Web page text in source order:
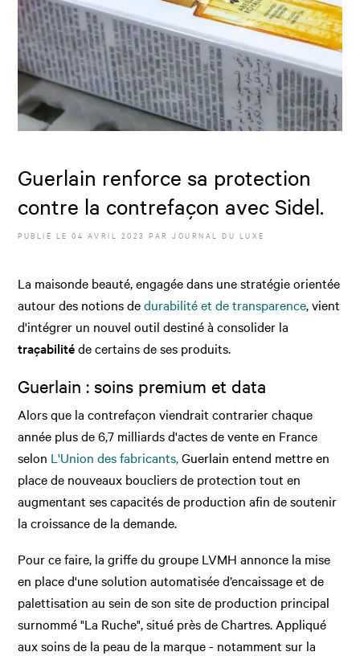
Guerlain renforce sa protection
contre la contrefaçon avec Sidel.
PUBLIÉ LE04 AVRIL 2023 PAR JOURNAL DU LUXE
La maisonde beauté, engagée dans une stratégie orientée
autour des notions dedurabilité et de transparence, vient
d'intégrer un nouvel outil destiné à consolider la
traçabilitéde certains de ses produits.
Guerlain : soins premium et data
Alors que la contrefaçon viendrait contrarier chaque
année plus de 6,7 milliards d'actes de vente en France
selon L'Union des fabricants,Guerlain entend mettre en
place de nouveaux boucliers de protection tout en
augmentant ses capacités de production afin de soutenir
la croissance de la demande.
Pour ce faire, la griffe du groupe LVMH annonce la mise
en place d'une solution automatisée d’encaissage et de
palettisation au sein de son site de production principal
surnommé "La Ruche", situé près de Chartres. Appliqué
aux soins de la peau de la marque - notamment sur la